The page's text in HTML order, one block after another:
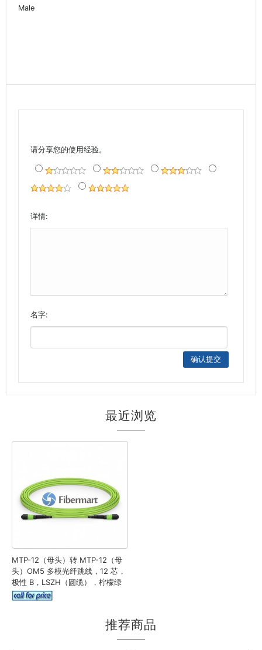
Male
请分享您的使用经验。
详情:
名字:
最近浏览
MTP-12（母头）转 MTP-12（母
头）OM5 多模光纤跳线，12 芯，
极性 B，LSZH（圆缆），柠檬绿
推荐商品